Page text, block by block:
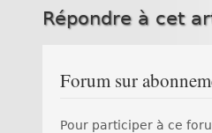
Répondre à cet
Forum sur
Pour participer à ce